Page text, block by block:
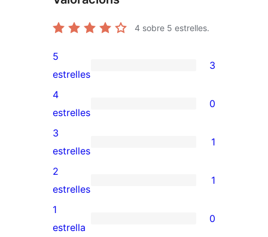
4 sobre 5 estrelles.
3
valoracions
de
5
estrelles
5
estrelles
3
0
valoracions
de
4
estrelles
4
estrelles
0
1
valoració
de
3
estrelles
3
estrelles
1
1
valoració
de
2
estrelles
1
0
1
estrella
0